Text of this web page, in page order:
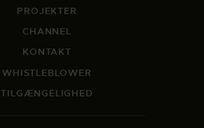
PROJEKTER
CHANNEL
KONTAKT
WHISTLEBLOWER
TILGÆNGELIGHED